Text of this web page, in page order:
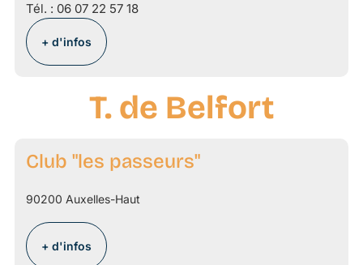
Tél. : 06 07 22 57 18
+ d'infos
T. de Belfort
Club "les passeurs"
90200 Auxelles-Haut
+ d'infos